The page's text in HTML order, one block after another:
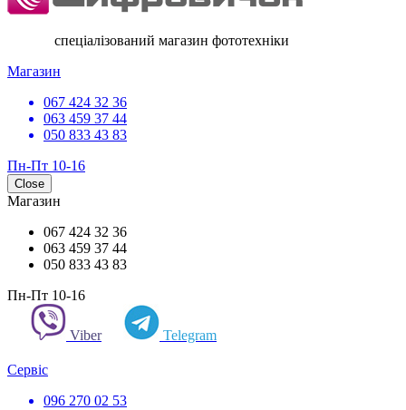
спеціалізований магазин фототехніки
Магазин
067 424 32 36
063 459 37 44
050 833 43 83
Пн-Пт 10-16
Close
Магазин
067 424 32 36
063 459 37 44
050 833 43 83
Пн-Пт 10-16
Viber Telegram
Сервіс
096 270 02 53